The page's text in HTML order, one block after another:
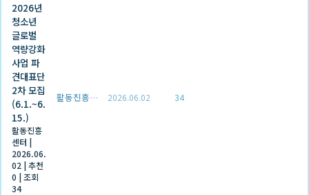
2026년
청소년
글로벌
역량강화
사업 파
견대표단
2차 모집
(6.1.~6.
15.)
활동진흥
센터 |
2026.06.
02 |추천
0 |조회
34
활동진흥센터 2026.06.02 34